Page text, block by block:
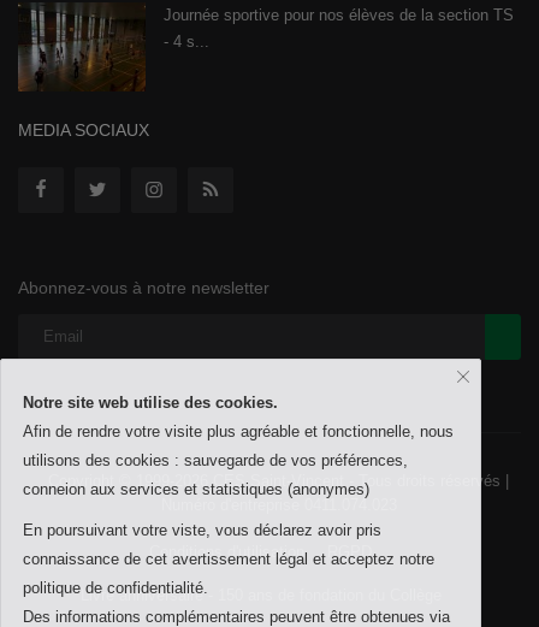
Journée sportive pour nos élèves de la section TS
- 4 s...
MEDIA SOCIAUX
Abonnez-vous à notre newsletter
Copyright © 1999-2026 CES Saint-Vincent - Tous droits réservés |
Numéro d'entreprise 0411.074.023
Conditions d'utilisation
Livre anniversaire - 150 ans de fondation du Collège
Notre site web utilise des cookies.
Afin de rendre votre visite plus agréable et fonctionnelle, nous
utilisons des cookies : sauvegarde de vos préférences,
conneion aux services et statistiques (anonymes)
En poursuivant votre viste, vous déclarez avoir pris
connaissance de cet avertissement légal et acceptez notre
politique de confidentialité.
Des informations complémentaires peuvent être obtenues via